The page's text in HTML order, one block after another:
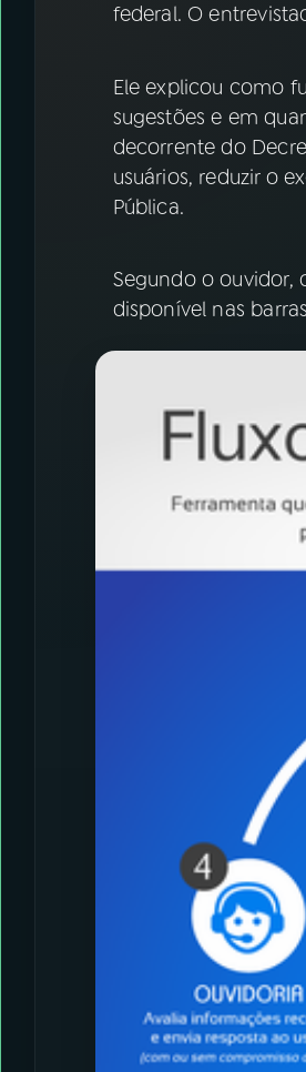
Instagram X
federal. O
Ele explicou como
sugestões e em
decorrente do
usuários, reduzir o
Pública.
Segundo o ouvidor,
disponível nas